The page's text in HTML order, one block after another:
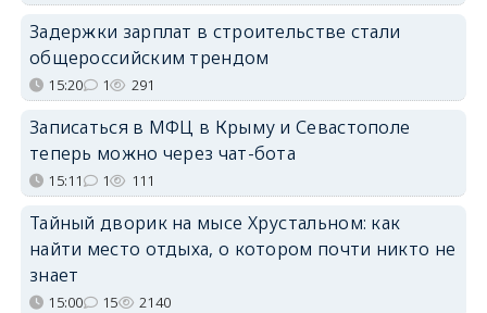
Задержки зарплат в строительстве стали
общероссийским трендом
15:20 1 291
Записаться в МФЦ в Крыму и Севастополе
теперь можно через чат-бота
15:11 1 111
Тайный дворик на мысе Хрустальном: как
найти место отдыха, о котором почти никто не
знает
15:00 15 2140